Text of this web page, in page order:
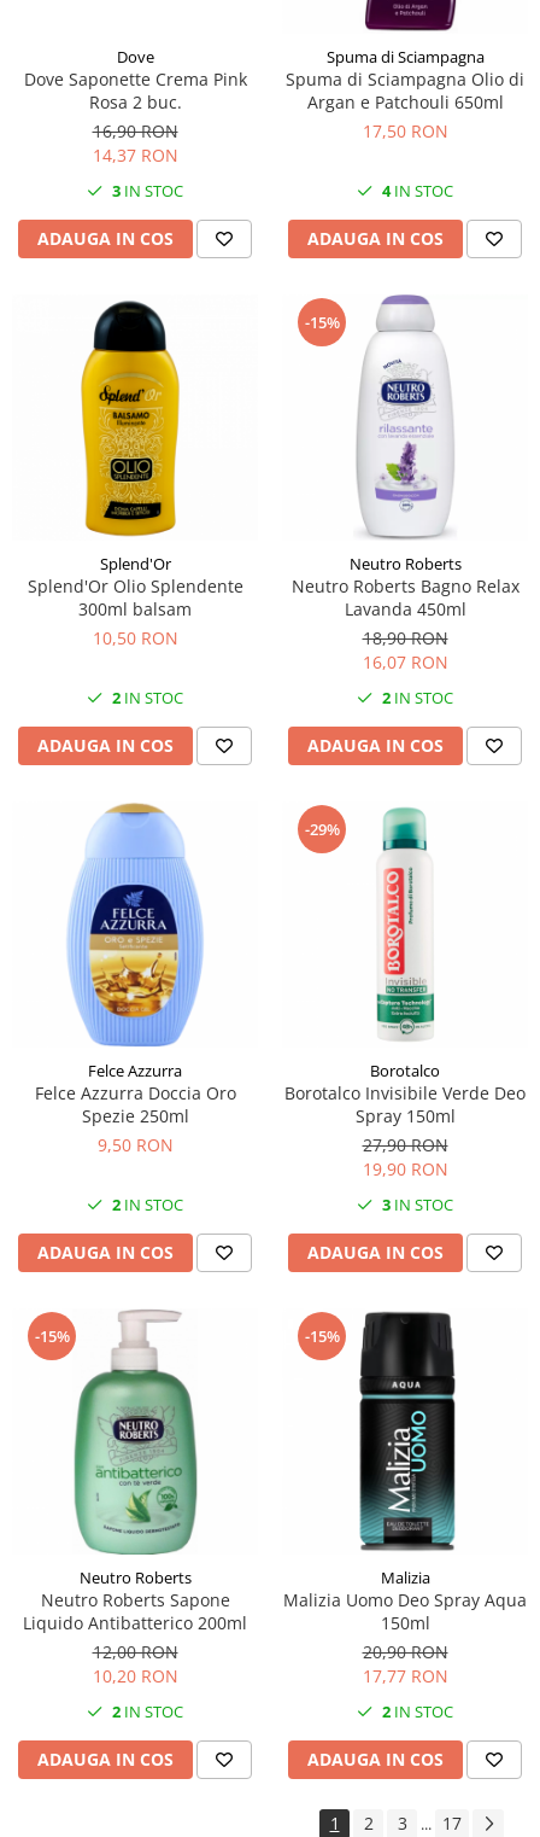
Dove
Dove Saponette Crema Pink
Rosa 2 buc.
16,90 RON
14,37 RON
3 IN STOC
ADAUGA IN COS
Spuma di Sciampagna
Spuma di Sciampagna Olio di
Argan e Patchouli 650ml
17,50 RON
4IN STOC
ADAUGA IN COS
Splend'Or
Splend'Or Olio Splendente
300ml balsam
10,50 RON
2 IN STOC
ADAUGA IN COS
-15%
Neutro Roberts
Neutro Roberts Bagno Relax
Lavanda 450ml
18,90 RON
16,07 RON
2 IN STOC
ADAUGA IN COS
Felce Azzurra
Felce Azzurra Doccia Oro
Spezie 250ml
9,50 RON
2 IN STOC
ADAUGA IN COS
-29%
Borotalco
Borotalco Invisibile Verde Deo
Spray 150ml
27,90 RON
19,90 RON
3 IN STOC
ADAUGA IN COS
-15%
Neutro Roberts
Neutro Roberts Sapone
Liquido Antibatterico 200ml
12,00 RON
10,20 RON
2 IN STOC
ADAUGA IN COS
-15%
Malizia
Malizia Uomo Deo Spray Aqua
150ml
20,90 RON
17,77 RON
2 IN STOC
ADAUGA IN COS
1 2 3 ... 17